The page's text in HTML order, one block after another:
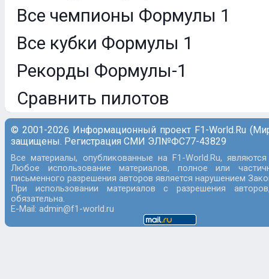
Все чемпионы Формулы 1
Все кубки Формулы 1
Рекорды Формулы-1
Сравнить пилотов
© 2001-2026 Информационный проект F1-World.Ru
защищены. Регистрация СМИ ЭЛ№ФС77-43829
Все материалы, опубликованные на F1-World.Ru,
Любое использование материалов, полное или
письменного разрешения авторов является нарушением
При использовании материалов с разрешения
обязательна.
E-Mail: admin@f1-world.ru